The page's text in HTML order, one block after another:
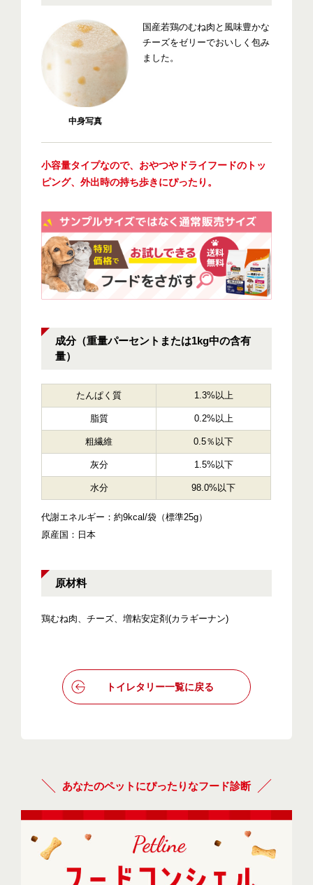
中身写真
国産若鶏のむね肉と風味豊かな
チーズをゼリーでおいしく包み
ました。
小容量タイプなので、おやつやドライフードのトッ
ピング、外出時の持ち歩きにぴったり。
成分（重量パーセントまたは1kg中の含有
量）
たんぱく質 1.3%以上
脂質 0.2%以上
粗繊維 0.5％以下
灰分 1.5%以下
水分 98.0%以下
代謝エネルギー：約9kcal/袋（標準25g）
原産国：日本
原材料
鶏むね肉、チーズ、増粘安定剤(カラギーナン)
トイレタリー一覧に戻る
あなたのペットにぴったりなフード診断